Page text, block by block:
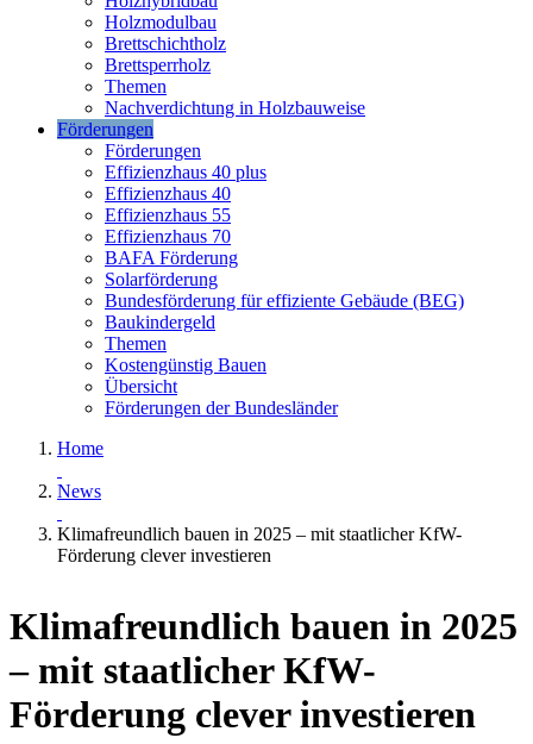
Holzmodulbau
Brettschichtholz
Brettsperrholz
Themen
Nachverdichtung in Holzbauweise
Förderungen
Förderungen
Effizienzhaus 40 plus
Effizienzhaus 40
Effizienzhaus 55
Effizienzhaus 70
BAFA Förderung
Solarförderung
Bundesförderung für effiziente Gebäude (BEG)
Baukindergeld
Themen
Kostengünstig Bauen
Übersicht
Förderungen der Bundesländer
Home
News
Klimafreundlich bauen in 2025 – mit staatlicher KfW-
Förderung clever investieren
Klimafreundlich bauen in 2025
– mit staatlicher KfW-
Förderung clever investieren